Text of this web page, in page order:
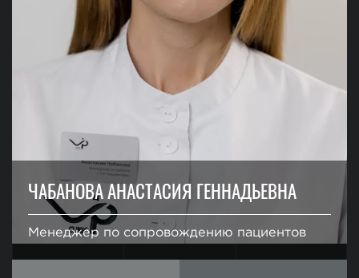
ЧАБАНОВА АНАСТАСИЯ ГЕННАДЬЕВНА
Менеджер по сопровождению пациентов